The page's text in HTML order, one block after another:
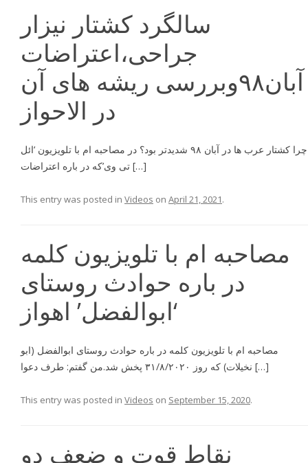
سالگرد کشتار نیزار
جراحی،اعتراضات
آبان۹۸وبررسی ریشه های آن
در الاحواز
چرا كشتار عرب ها در آبان ۹۸ شديدتر بود؟ در مصاحبه ام با تلويزيون ‘ائل
تى وى’كه در باره اعتراضات […]
This entry was posted in Videos on April 21, 2021.
مصاحبه ام با تلویزیون کلمه
در باره حوادث روستای
‘ابوالفضل’ اهواز
مصاحبه ام با تلويزيون كلمه در باره حوادث روستاى ابوالفضل (ابو
نخيلات) که روز ۳۱/۸/۲۰۲۰ پخش شد.من گفتم: طرف دعوا […]
This entry was posted in Videos on September 15, 2020.
نقاط قوت و ضعف دو